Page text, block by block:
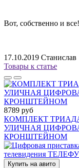
Вот, собственно и
17.10.2019 Станислав
Товары к статье
8789 руб
КОМПЛЕКТ
УЛИЧНАЯ
КРОНШТЕЙНОМ
Купить на авито